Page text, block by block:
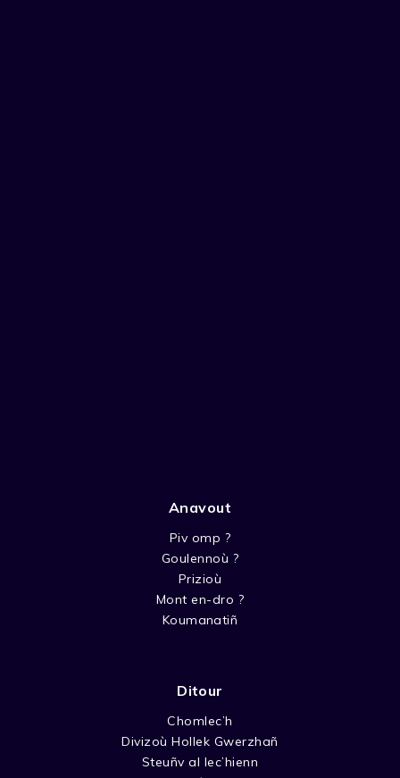
Anavout
Piv omp ?
Goulennoù ?
Prizioù
Mont en-dro ?
Koumanatiñ
Ditour
Chomlec’h
Divizoù Hollek Gwerzhañ
Steuñv al lec’hienn